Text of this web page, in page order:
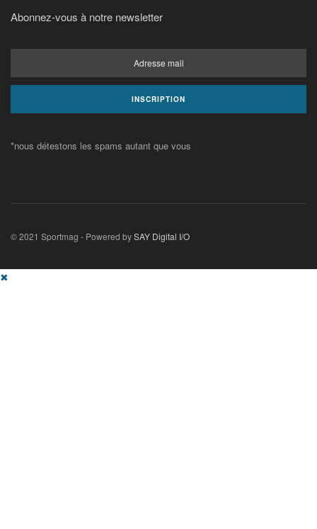
Abonnez-vous à notre newsletter
*nous détestons les spams autant que vous
© 2021 Sportmag - Powered bySAY Digital I/O
✖